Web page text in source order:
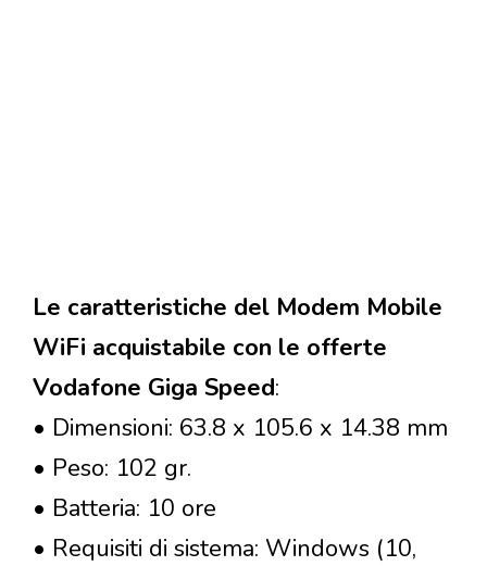
Le caratteristiche del Modem Mobile
WiFi acquistabile con le offerte
Vodafone Giga Speed:
• Dimensioni: 63.8 x 105.6 x 14.38 mm
• Peso: 102 gr.
• Batteria: 10 ore
• Requisiti di sistema: Windows (10,